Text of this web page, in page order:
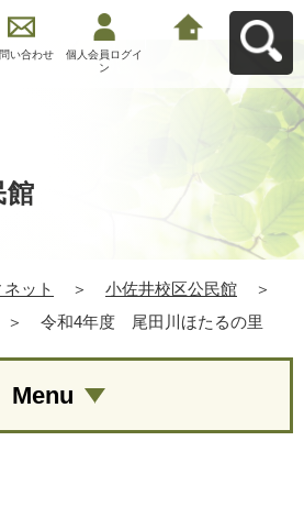
い合わせ
個人会員ログイ
ン
館
ット ＞ 小佐井校区公民館
＞
＞ 令和4年度 尾田川ほたるの里
Menu